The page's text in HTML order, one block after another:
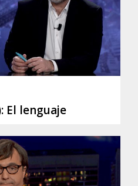
El lenguaje